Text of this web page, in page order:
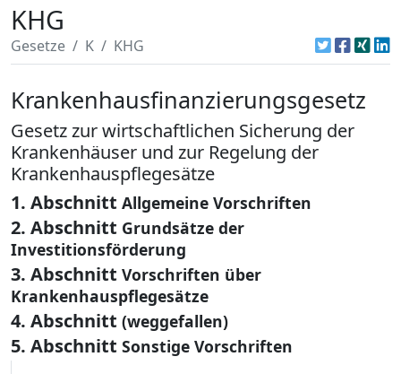
KHG
Gesetze K KHG
Krankenhausfinanzierungsgesetz
Gesetz zur wirtschaftlichen Sicherung der
Krankenhäuser und zur Regelung der
Krankenhauspflegesätze
1. Abschnitt Allgemeine Vorschriften
2. Abschnitt Grundsätze der
Investitionsförderung
3. Abschnitt Vorschriften über
Krankenhauspflegesätze
4. Abschnitt (weggefallen)
5. Abschnitt Sonstige Vorschriften